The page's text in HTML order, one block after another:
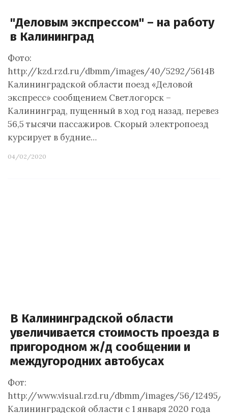
"Деловым экспрессом" – на работу
в Калининград
Фото:
http://kzd.rzd.ru/dbmm/images/40/5292/5614В
Калининградской области поезд «Деловой
экспресс» сообщением Светлогорск –
Калининград, пущенный в ход год назад, перевез
56,5 тысячи пассажиров. Скорый электропоезд
курсирует в будние…
04/02/2020
В Калининградской области
увеличивается стоимость проезда в
пригородном ж/д сообщении и
междугородних автобусах
Фот:
http://www.visual.rzd.ru/dbmm/images/56/12495/
Калининградской области с 1 января 2020 года